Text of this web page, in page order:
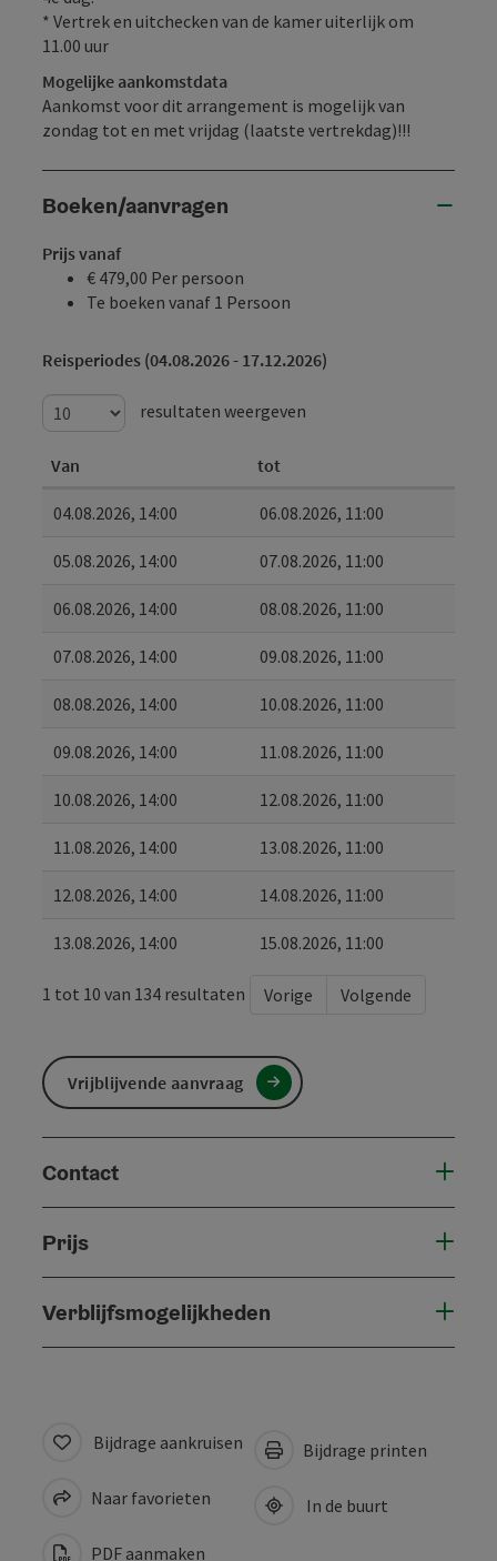
* Vertrek en uitchecken van de kamer uiterlijk om
11.00 uur
Mogelijke aankomstdata
Aankomst voor dit arrangement is mogelijk van
zondag tot en met vrijdag (laatste vertrekdag)!!!
Boeken/aanvragen
Prijs vanaf
€ 479,00 Per persoon
Te boeken vanaf 1 Persoon
Reisperiodes (04.08.2026 - 17.12.2026)
resultaten weergeven
Van tot
04.08.2026, 14:00 06.08.2026, 11:00
05.08.2026, 14:00 07.08.2026, 11:00
06.08.2026, 14:00 08.08.2026, 11:00
07.08.2026, 14:00 09.08.2026, 11:00
08.08.2026, 14:00 10.08.2026, 11:00
09.08.2026, 14:00 11.08.2026, 11:00
10.08.2026, 14:00 12.08.2026, 11:00
11.08.2026, 14:00 13.08.2026, 11:00
12.08.2026, 14:00 14.08.2026, 11:00
13.08.2026, 14:00 15.08.2026, 11:00
1 tot 10 van 134 resultaten Vorige Volgende
Vrijblijvende aanvraag
Contact
Prijs
Verblijfsmogelijkheden
Bijdrage aankruisen
Naar favorieten
PDF aanmaken
Bijdrage printen
In de buurt